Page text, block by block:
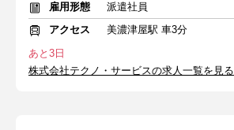
雇用形態
派遣社員
アクセス
美濃津屋駅 車3分
あと3日
株式会社テクノ・サービスの求人一覧を見る